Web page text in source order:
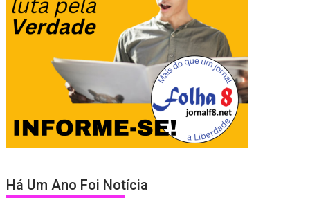
Há Um Ano Foi Notícia